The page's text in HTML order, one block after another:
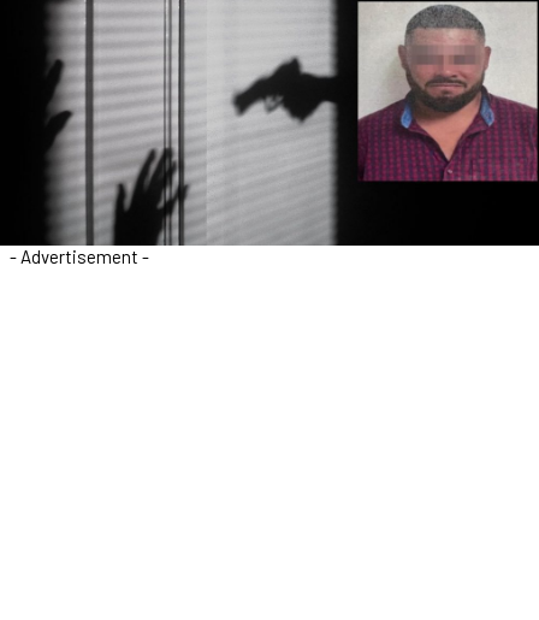
- Advertisement -